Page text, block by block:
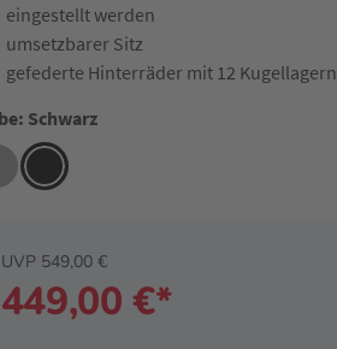
eingestellt werden
umsetzbarer Sitz
gefederte Hinterräder mit 12 Kugellagern
Schwarz
449,00 €*
UVP 549,00 €